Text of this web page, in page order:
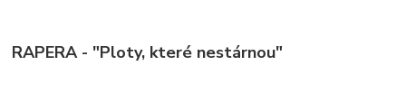
RAPERA - "Ploty, které nestárnou"